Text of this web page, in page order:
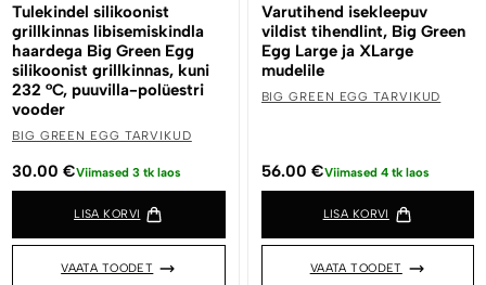
Tulekindel silikoonist
grillkinnas libisemiskindla
haardega Big Green Egg
silikoonist grillkinnas, kuni
232 °C, puuvilla-polüestri
vooder
BIG GREEN EGG TARVIKUD
30.00 €Viimased 3 tk laos
LISA KORVI
VAATA TOODET
Varutihend isekleepuv
vildist tihendlint, Big Green
Egg Large ja XLarge
mudelile
BIG GREEN EGG TARVIKUD
56.00 €Viimased 4 tk laos
LISA KORVI
VAATA TOODET